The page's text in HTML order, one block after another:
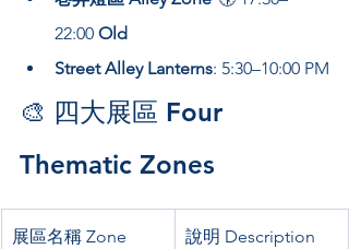
22:00 Old
Street Alley Lanterns: 5:30–10:00 PM
🎨 四大展區 Four
Thematic Zones
展區名稱 Zone 說明 Description